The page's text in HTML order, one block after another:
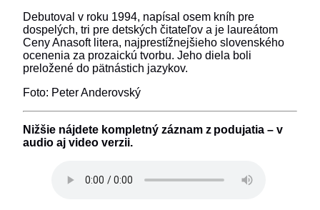
Debutoval v roku 1994, napísal osem kníh pre
dospelých, tri pre detských čitateľov a je laureátom
Ceny Anasoft litera, najprestížnejšieho slovenského
ocenenia za prozaickú tvorbu. Jeho diela boli
preložené do pätnástich jazykov.
Foto: Peter Anderovský
Nižšie nájdete kompletný záznam z podujatia – v
audio aj video verzii.